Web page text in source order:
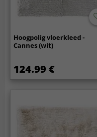
Hoogpolig vloerkleed -
Cannes (wit)
124.99 €